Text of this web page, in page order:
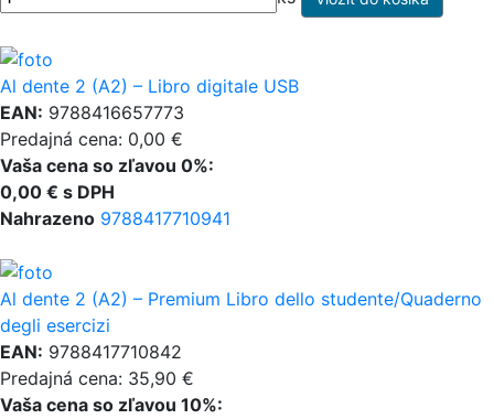
Al dente 2 (A2) – Libro digitale USB
EAN: 9788416657773
Predajná cena: 0,00 €
Vaša cena so zľavou 0%:
0,00 € s DPH
Nahrazeno 9788417710941
Al dente 2 (A2) – Premium Libro dello studente/Quaderno
degli esercizi
EAN: 9788417710842
Predajná cena: 35,90 €
Vaša cena so zľavou 10%: